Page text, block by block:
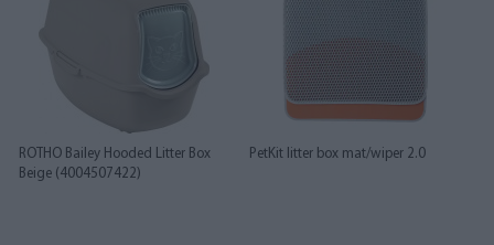
ROTHO Bailey Hooded Litter Box
Beige (4004507422)
PetKit litter box mat/wiper 2.0